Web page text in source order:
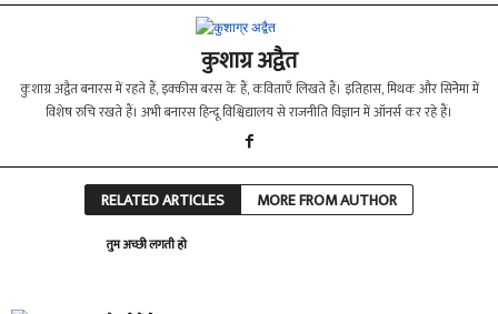
कुशाग्र अद्वैत
कुशाग्र अद्वैत बनारस में रहते हैं, इक्कीस बरस के हैं, कविताएँ लिखते हैं। इतिहास, मिथक और सिनेेमा में
विशेष रुचि रखते हैं। अभी बनारस हिन्दू विश्विद्यालय से राजनीति विज्ञान में ऑनर्स कर रहे हैं।
RELATED ARTICLES MORE FROM AUTHOR
तुम अच्छी लगती हो